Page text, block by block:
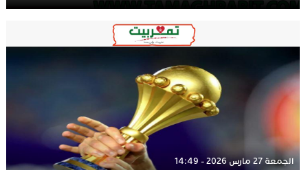
الجمعة 27 مارس 2026 - 14:49